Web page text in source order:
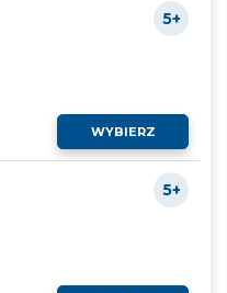
5+
WYBIERZ
5+